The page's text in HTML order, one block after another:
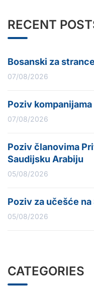
RECENT
Bosanski za
07/08/2026
Poziv
07/08/2026
Poziv članovima
Saudijsku Arabiju
05/08/2026
Poziv za učešće
05/08/2026
CATEGORIES